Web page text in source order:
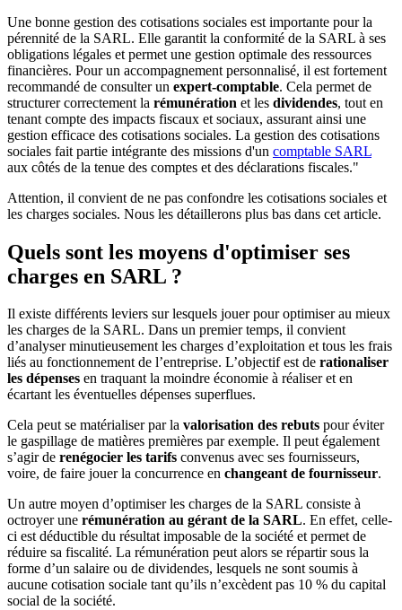
Une bonne gestion des cotisations sociales est importante pour la
pérennité de la SARL. Elle garantit la conformité de la SARL à ses
obligations légales et permet une gestion optimale des ressources
financières. Pour un accompagnement personnalisé, il est fortement
recommandé de consulter un expert-comptable. Cela permet de
structurer correctement la rémunération et les dividendes, tout en
tenant compte des impacts fiscaux et sociaux, assurant ainsi une
gestion efficace des cotisations sociales. La gestion des cotisations
sociales fait partie intégrante des missions d'un comptable SARL
aux côtés de la tenue des comptes et des déclarations fiscales."
Attention, il convient de ne pas confondre les cotisations sociales et
les charges sociales. Nous les détaillerons plus bas dans cet article.
Quels sont les moyens d'optimiser ses
charges en SARL ?
Il existe différents leviers sur lesquels jouer pour optimiser au mieux
les charges de la SARL. Dans un premier temps, il convient
d’analyser minutieusement les charges d’exploitation et tous les frais
liés au fonctionnement de l’entreprise. L’objectif est de rationaliser
les dépenses en traquant la moindre économie à réaliser et en
écartant les éventuelles dépenses superflues.
Cela peut se matérialiser par la valorisation des rebuts pour éviter
le gaspillage de matières premières par exemple. Il peut également
s’agir de renégocier les tarifs convenus avec ses fournisseurs,
voire, de faire jouer la concurrence en changeant de fournisseur.
Un autre moyen d’optimiser les charges de la SARL consiste à
octroyer une rémunération au gérant de la SARL. En effet, celle-
ci est déductible du résultat imposable de la société et permet de
réduire sa fiscalité. La rémunération peut alors se répartir sous la
forme d’un salaire ou de dividendes, lesquels ne sont soumis à
aucune cotisation sociale tant qu’ils n’excèdent pas 10 % du capital
social de la société.